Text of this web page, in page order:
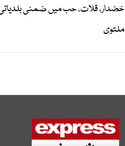
خضدار، قلات، حب میں ضمنی بلدیاتی
ملتوی